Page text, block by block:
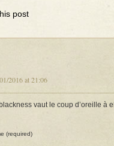
post
2016 at 21:06
vaut le coup d’oreille à
(required)